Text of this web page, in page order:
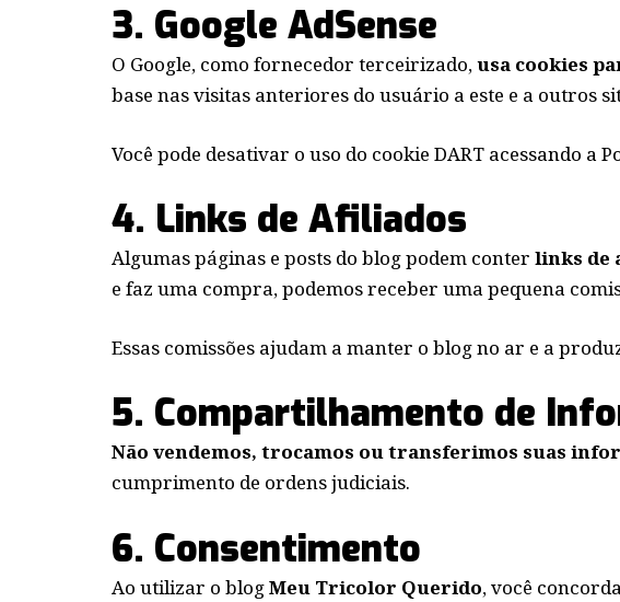
3. Google AdSense
O Google, como fornecedor terceirizado,usa cookies
base nas visitas anteriores do usuário a este e a outros
Você pode desativar o uso do cookie DART acessando a
4. Links de Afiliados
Algumas páginas e posts do blog podem conter links de
e faz uma compra, podemos receber uma pequena
Essas comissões ajudam a manter o blog no ar e a
5. Compartilhamento de
Não vendemos, trocamos ou transferimos suas
cumprimento de ordens judiciais.
6. Consentimento
Ao utilizar o blogMeu Tricolor Querido, você